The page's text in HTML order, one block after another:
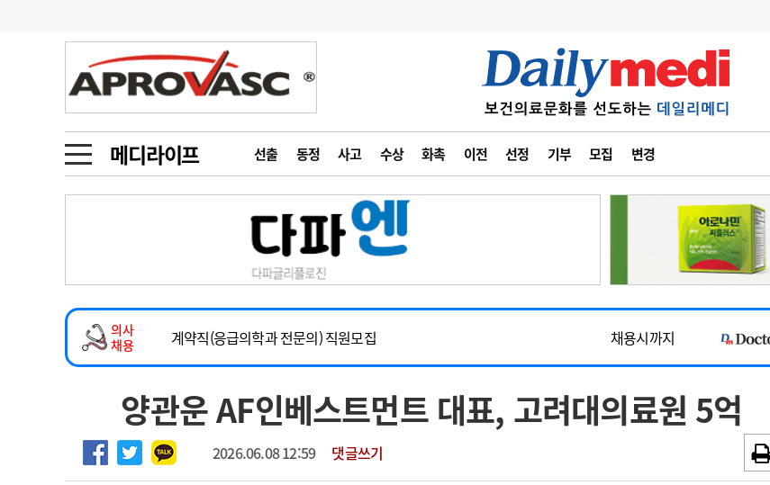
메디라이프 선출 동정 사고 수상 화촉 이전 선정 기부 모집 변경
금주의 검색어
1
의사인력 수급 추계
2
성분명 처방
3
AI의료
4
전공의 모집 결과
6
관리급여 실시
지필공 지원책
수련환경 개선
의과대학 입시
메디인포 인사 사고
오피니언 칼럼 수첩
인물 피플
동영상뉴스
포토뉴스
메디 Hospital 지역병원 중소병원
인포메이션 행정처분 판례 정책/통계 공시
고객센터 회사소개 법적고지 광고안내
의사
채용
2026년 하반기 인턴 모집
마취통증의학과 임기제 임상의사 채용
계약직(응급의학과 전문의) 직원모집
채용시까지
하반기 전공의(레지던트1년차) 모집
~2026-08-15
2026년 하반기 인턴 모집
~2026-08-31
마취통증의학과 임기제 임상의사 채용
양관운 AF인베스트먼트 대표, 고려대의료원 5억
2026.06.08 12:59 댓글쓰기